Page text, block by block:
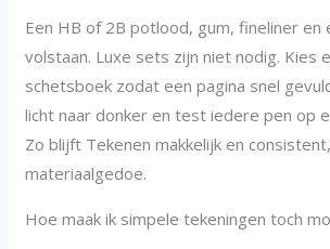
Een HB of 2B potlood, gum, fineliner en
volstaan. Luxe sets zijn niet nodig. Kies
schetsboek zodat een pagina snel
licht naar donker en test iedere pen op
Zo blijft Tekenen makkelijk en
materiaalgedoe.
Hoe maak ik simpele tekeningen toch